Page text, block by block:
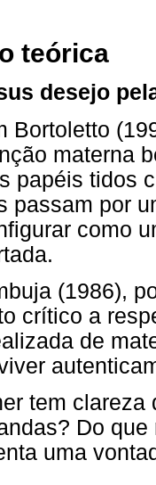
teórica
desejo
Bortoletto
materna
papéis tidos
passam por
como
(1986),
crítico a
de
tem
Do
uma